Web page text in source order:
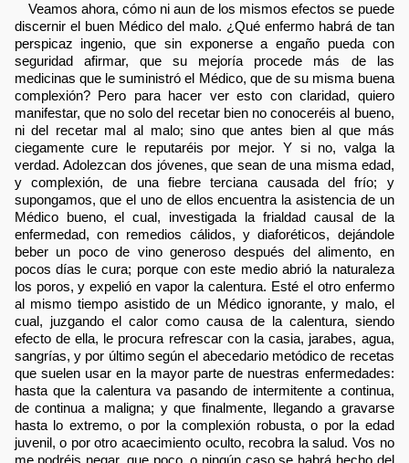
Veamos ahora, cómo ni aun de los mismos efectos se puede
discernir el buen Médico del malo. ¿Qué enfermo habrá de tan
perspicaz ingenio, que sin exponerse a engaño pueda con
seguridad afirmar, que su mejoría procede más de las
medicinas que le suministró el Médico, que de su misma buena
complexión? Pero para hacer ver esto con claridad, quiero
manifestar, que no solo del recetar bien no conoceréis al bueno,
ni del recetar mal al malo; sino que antes bien al que más
ciegamente cure le reputaréis por mejor. Y si no, valga la
verdad. Adolezcan dos jóvenes, que sean de una misma edad,
y complexión, de una fiebre terciana causada del frío; y
supongamos, que el uno de ellos encuentra la asistencia de un
Médico bueno, el cual, investigada la frialdad causal de la
enfermedad, con remedios cálidos, y diaforéticos, dejándole
beber un poco de vino generoso después del alimento, en
pocos días le cura; porque con este medio abrió la naturaleza
los poros, y expelió en vapor la calentura. Esté el otro enfermo
al mismo tiempo asistido de un Médico ignorante, y malo, el
cual, juzgando el calor como causa de la calentura, siendo
efecto de ella, le procura refrescar con la casia, jarabes, agua,
sangrías, y por último según el abecedario metódico de recetas
que suelen usar en la mayor parte de nuestras enfermedades:
hasta que la calentura va pasando de intermitente a continua,
de continua a maligna; y que finalmente, llegando a gravarse
hasta lo extremo, o por la complexión robusta, o por la edad
juvenil, o por otro acaecimiento oculto, recobra la salud. Vos no